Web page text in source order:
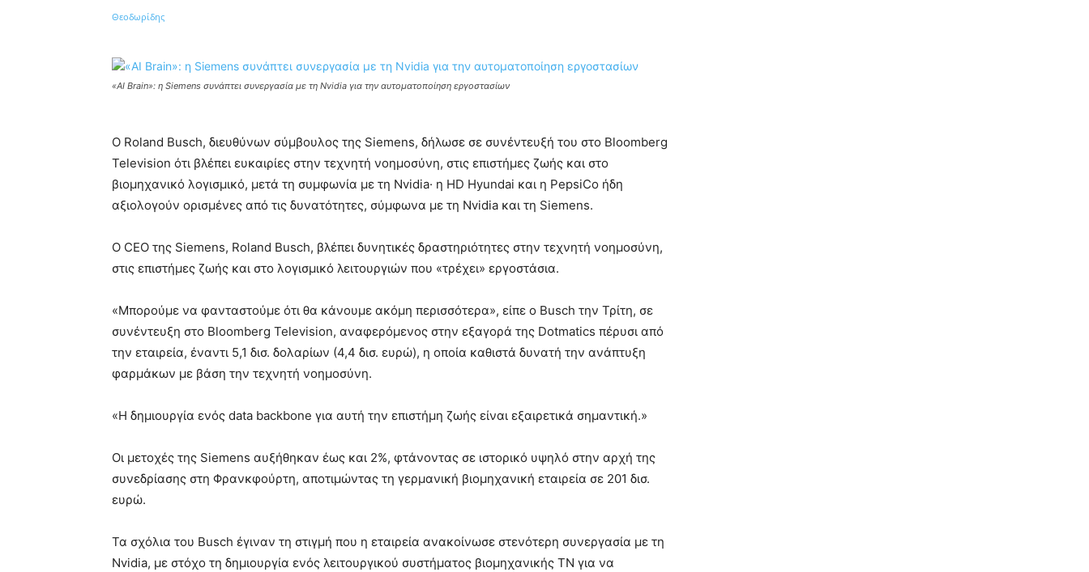
Κοινοποίηση
«AI Brain»: η Siemens συνάπτει συνεργασία με τη Nvidia για την αυτοματοποίηση εργοστασίων
Ο Roland Busch, διευθύνων σύμβουλος της Siemens, δήλωσε σε συνέντευξή του στο Bloomberg
Television ότι βλέπει ευκαιρίες στην τεχνητή νοημοσύνη, στις επιστήμες ζωής και στο
βιομηχανικό λογισμικό, μετά τη συμφωνία με τη Nvidia· η HD Hyundai και η PepsiCo ήδη
αξιολογούν ορισμένες από τις δυνατότητες, σύμφωνα με τη Nvidia και τη Siemens.
Ο CEO της Siemens, Roland Busch, βλέπει δυνητικές δραστηριότητες στην τεχνητή νοημοσύνη,
στις επιστήμες ζωής και στο λογισμικό λειτουργιών που «τρέχει» εργοστάσια.
«Μπορούμε να φανταστούμε ότι θα κάνουμε ακόμη περισσότερα», είπε ο Busch την Τρίτη, σε
συνέντευξη στο Bloomberg Television, αναφερόμενος στην εξαγορά της Dotmatics πέρυσι από
την εταιρεία, έναντι 5,1 δισ. δολαρίων (4,4 δισ. ευρώ), η οποία καθιστά δυνατή την ανάπτυξη
φαρμάκων με βάση την τεχνητή νοημοσύνη.
«Η δημιουργία ενός data backbone για αυτή την επιστήμη ζωής είναι εξαιρετικά σημαντική.»
Οι μετοχές της Siemens αυξήθηκαν έως και 2%, φτάνοντας σε ιστορικό υψηλό στην αρχή της
συνεδρίασης στη Φρανκφούρτη, αποτιμώντας τη γερμανική βιομηχανική εταιρεία σε 201 δισ.
ευρώ.
Τα σχόλια του Busch έγιναν τη στιγμή που η εταιρεία ανακοίνωσε στενότερη συνεργασία με τη
Nvidia, με στόχο τη δημιουργία ενός λειτουργικού συστήματος βιομηχανικής ΤΝ για να